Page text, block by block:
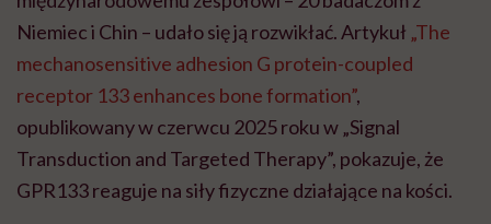
Niemiec i Chin – udało się ją rozwikłać. Artykuł „The
mechanosensitive adhesion G protein-coupled
receptor 133 enhances bone formation”,
opublikowany w czerwcu 2025 roku w „Signal
Transduction and Targeted Therapy”, pokazuje, że
GPR133 reaguje na siły fizyczne działające na kości.